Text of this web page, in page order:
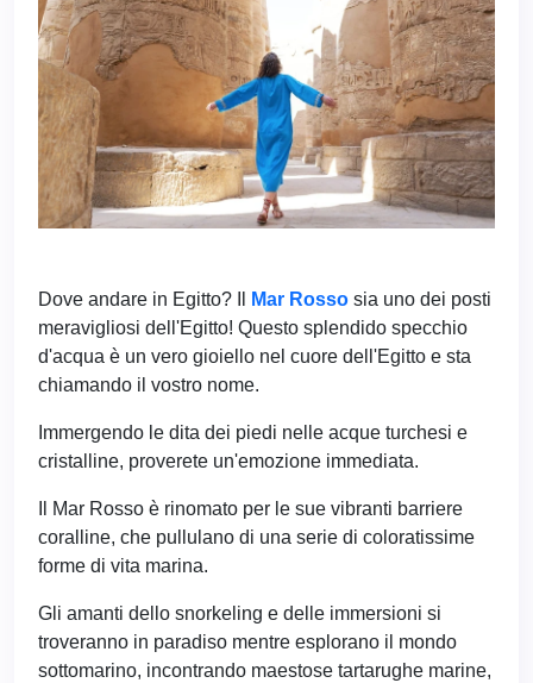
Dove andare in Egitto? Il Mar Rosso sia uno dei posti
meravigliosi dell'Egitto! Questo splendido specchio
d'acqua è un vero gioiello nel cuore dell'Egitto e sta
chiamando il vostro nome.
Immergendo le dita dei piedi nelle acque turchesi e
cristalline, proverete un'emozione immediata.
Il Mar Rosso è rinomato per le sue vibranti barriere
coralline, che pullulano di una serie di coloratissime
forme di vita marina.
Gli amanti dello snorkeling e delle immersioni si
troveranno in paradiso mentre esplorano il mondo
sottomarino, incontrando maestose tartarughe marine,